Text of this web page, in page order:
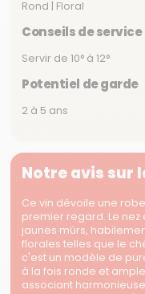
Rond | Floral
Conseils de service
Servir de 10° à 12°
Potentiel de garde
2 à 5 ans
Notre avis sur
Ce vin dévoile une
premier regard. Le
jaunes mûrs,
florales telles que le
c'est un modèle de
à la fois ronde et
associant